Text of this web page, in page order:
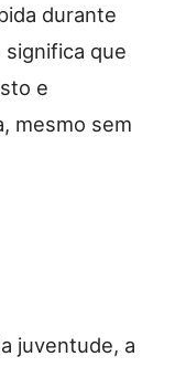
durante
significa que
e
mesmo sem
juventude, a